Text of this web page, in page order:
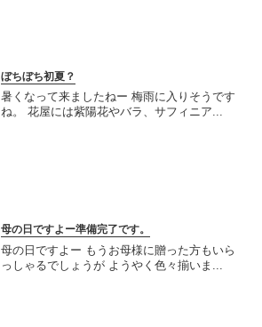
ぼちぼち初夏？
暑くなって来ましたねー 梅雨に入りそうです
ね。 花屋には紫陽花やバラ、サフィニア...
母の日ですよー準備完了です。
母の日ですよー もうお母様に贈った方もいら
っしゃるでしょうが ようやく色々揃いま...